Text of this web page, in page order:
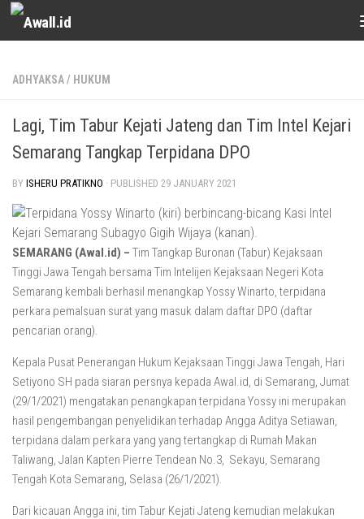
Skip to content
ADHYAKSA/ HUKUM
Lagi, Tim Tabur Kejati Jateng dan Tim Intel Kejari
Semarang Tangkap Terpidana DPO
BY ISHERU PRATIKNO · PUBLISHED 29 JANUARY 2021
SEMARANG (Awal.id) – Tim Tangkap Buronan (Tabur) Kejaksaan
Tinggi Jawa Tengah bersama Tim Intelijen Kejaksaan Negeri Kota
Semarang kembali berhasil menangkap Yossy Winarto, terpidana
perkara pemalsuan surat yang masuk dalam daftar DPO (daftar
pencarian orang).
Kepala Pusat Penerangan Hukum Kejaksaan Tinggi Jawa Tengah, Hari
Setiyono SH pada siaran persnya kepada Awal.id, di Semarang, Jumat
(29/1/2021) mengatakan penangkapan terpidana Yossy ini merupakan
hasil pengembangan penyelidikan terhadap Angga Aditya Setiawan,
terpidana dalam perkara yang yang tertangkap di Rumah Makan
Taliwang, Jalan Kapten Pierre Tendean No.3, Sekayu, Semarang
Tengah Kota Semarang, Selasa (26/1/2021).
Dari kicauan Angga ini, tim Tabur Kejati Jateng kemudian melakukan